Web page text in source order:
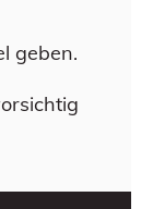
geben.